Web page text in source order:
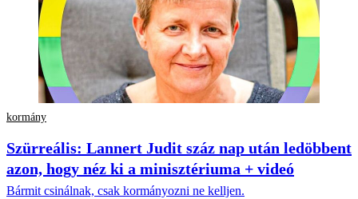
kormány
Szürreális: Lannert Judit száz nap után ledöbbent
azon, hogy néz ki a minisztériuma + videó
Bármit csinálnak, csak kormányozni ne kelljen.